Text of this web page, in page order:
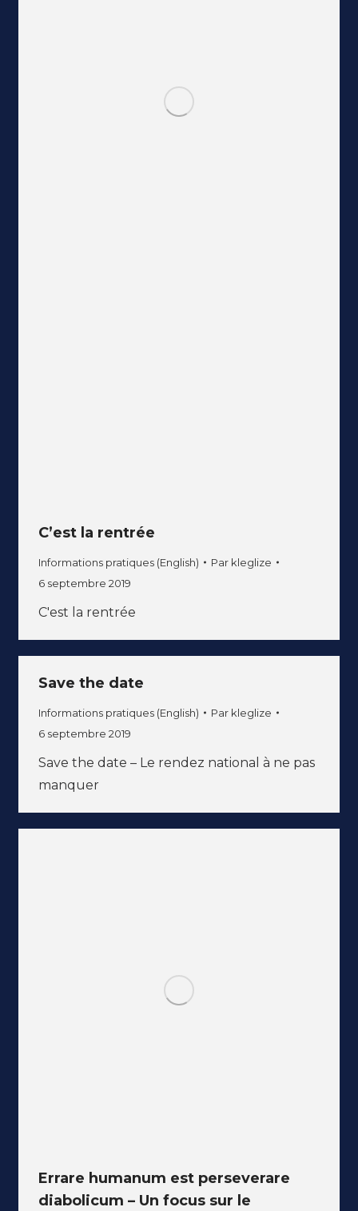
C’est la rentrée
Informations pratiques (English) Par kleglize
6 septembre 2019
C'est la rentrée
Save the date
Informations pratiques (English) Par kleglize
6 septembre 2019
Save the date – Le rendez national à ne pas
manquer
Errare humanum est perseverare
diabolicum – Un focus sur le